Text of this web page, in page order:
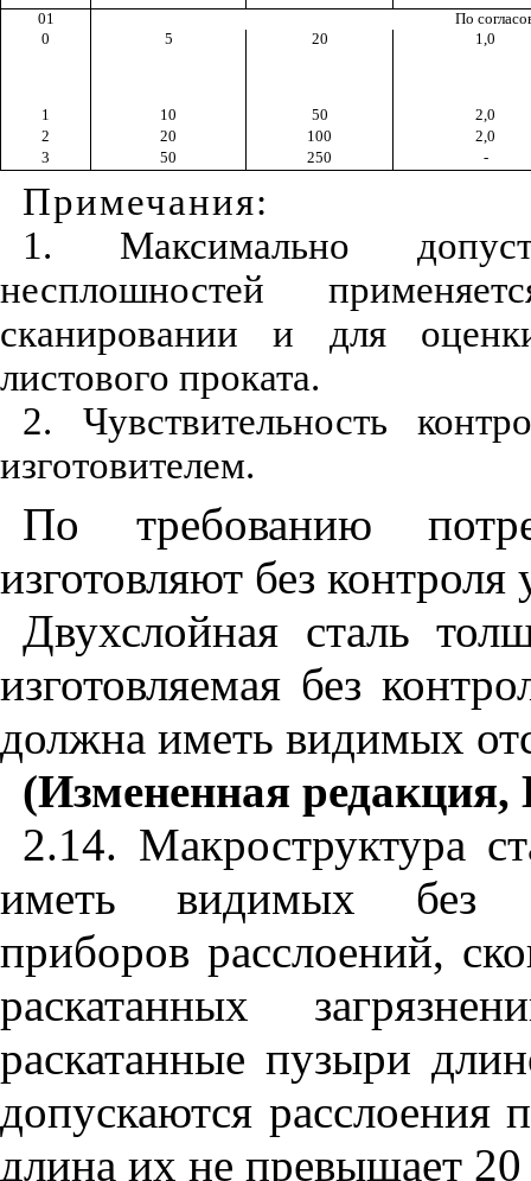
01
По
0
5 20 1,0
1 10 50
2,0
2
20 100
2,0
3
50 250 -
Примечания:
1. Максимально
несплошностей
сканировании и для
листового проката.
2. Чувствительность
изготовителем.
По требованию
изготовляют без
Двухслойная сталь
изготовляемая без
должна иметь видимых
(Измененная
2.14. Макроструктура
иметь видимых без
приборов расслоений,
раскатанных
раскатанные пузыри
допускаются
длина их не превышает